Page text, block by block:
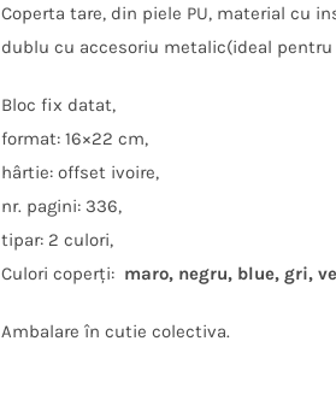
Coperta tare, din piele PU, material cu
dublu cu accesoriu metalic(ideal pentru
Bloc fix datat,
format: 16×22 cm,
hârtie: offset ivoire,
nr. pagini: 336,
tipar: 2 culori,
Culori coperți: maro, negru, blue, gri,
Ambalare în cutie colectiva.